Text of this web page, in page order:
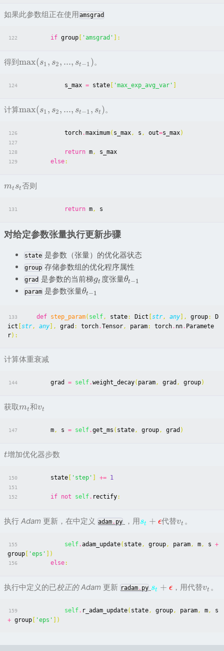
如果此参数组正在使用amsgrad
122 if group 'amsgrad' ]:
得到max(s1 , s2 , ..., st−1 )。
124 s_max = state 'max_exp_avg_var'
计算max(s1 , s2 , ..., st−1 , st )。
126 torch.maximum( s_max, s , out=s_max)
127
128
return m, s_max
129 else:
mt st否则
131 return m, s
对给定参数张量执行更新步骤
state 是参数（张量）的优化器状态
group 存储参数组的优化程序属性
grad 是参数的当前梯gt 度张量θt−1
param 是参数张量θt−1
133 def step_param( self, state: Dict str, any ], group:
D
ict str, any ], grad : torch.Tensor, param: torch. nn. Paramete
r):
计算体重衰减
144 grad = self.weight_decay( param, grad , group)
获取mt和vt
147 m, s = self.get_ms ( state, group, grad )
t增加优化器步数
150 state 'step' += 1
151
152
if not self. rectify:
执行 Adam 更新，在中定义 adam. py ，用st + ϵ代替vt 。
155 self.adam_update( state, group, param, m, s +
group
'eps' ])
156 else:
执行中定义的已校正的 Adam 更新 radam. py st + ϵ ，用代替vt 。
159 self. r_adam_update( state, group, param, m,
s
+ group 'eps' ])